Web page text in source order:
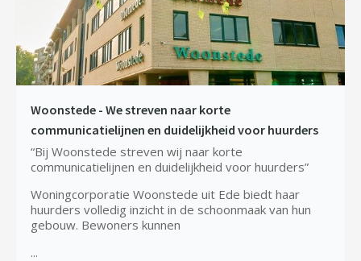
Woonstede - We streven naar korte
communicatielijnen en duidelijkheid voor huurders
“Bij Woonstede streven wij naar korte
communicatielijnen en duidelijkheid voor huurders”
Woningcorporatie Woonstede uit Ede biedt haar
huurders volledig inzicht in de schoonmaak van hun
gebouw. Bewoners kunnen
...